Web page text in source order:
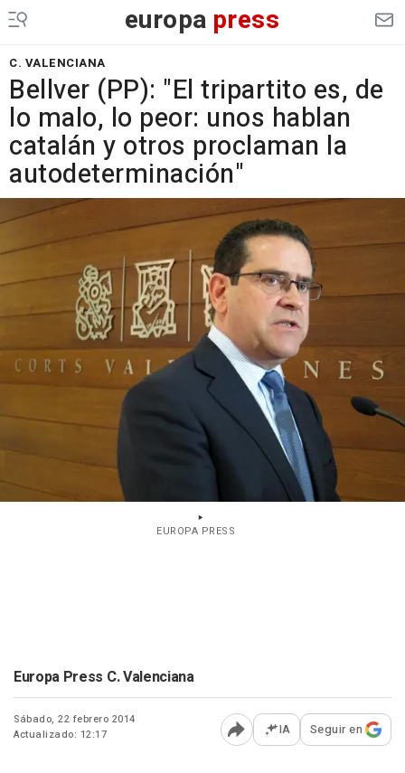
europa press
C. VALENCIANA
Bellver (PP): "El tripartito es, de
lo malo, lo peor: unos hablan
catalán y otros proclaman la
autodeterminación"
EUROPA PRESS
Europa Press C. Valenciana
Sábado, 22 febrero 2014
Actualizado: 12:17
Abrir opciones para
IA Seguir en